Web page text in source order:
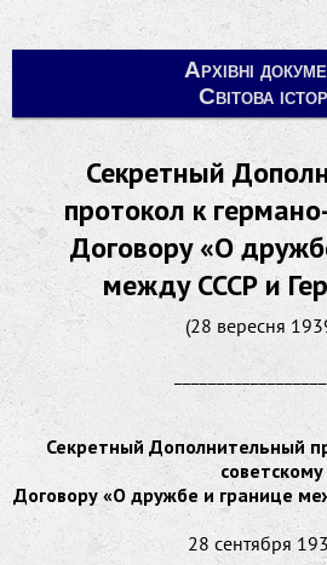
Архівні
Світова
Секретный
протокол к
Договору «О
между СССР и
(28 вересня
Секретный Дополнительный
советскому
Договору «О дружбе и границе
28 сентября